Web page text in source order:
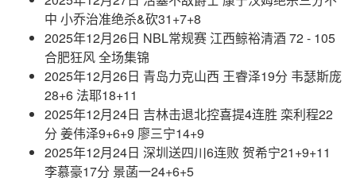
中 小乔治准绝杀&砍31+7+8
2025年12月26日 NBL常规赛 江西鲸裕清酒 72 - 105
合肥狂风 全场集锦
2025年12月26日 青岛力克山西 王睿泽19分 韦瑟斯庞
28+6 法耶18+11
2025年12月24日 吉林击退北控喜提4连胜 栾利程22
分 姜伟泽9+6+9 廖三宁14+9
2025年12月24日 深圳送四川6连败 贺希宁21+9+11
李慕豪17分 景菡一24+6+5